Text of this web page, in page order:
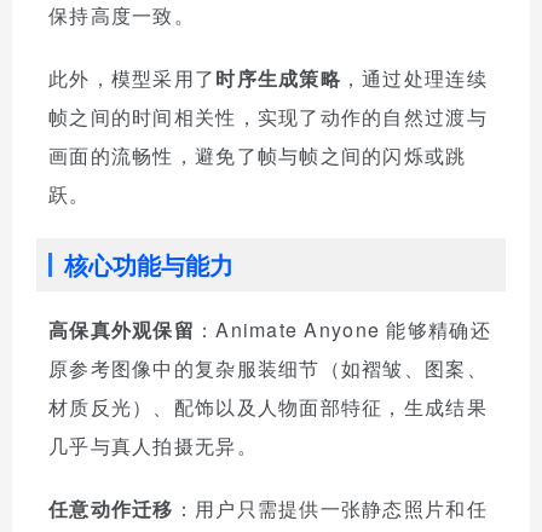
保持高度一致。
此外，模型采用了时序生成策略 ，通过处理连续
帧之间的时间相关性，实现了动作的自然过渡与
画面的流畅性，避免了帧与帧之间的闪烁或跳
跃。
核心功能与能力
高保真外观保留 ：Animate Anyone 能够精确还
原参考图像中的复杂服装细节（如褶皱、图案、
材质反光）、配饰以及人物面部特征，生成结果
几乎与真人拍摄无异。
任意动作迁移 ：用户只需提供一张静态照片和任